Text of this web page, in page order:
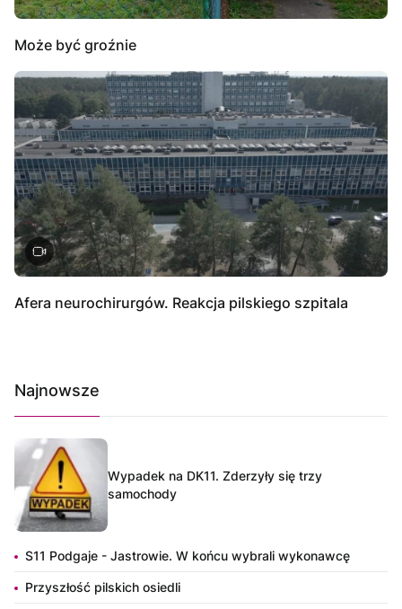
Może być groźnie
Afera neurochirurgów. Reakcja pilskiego szpitala
Najnowsze
Wypadek na DK11. Zderzyły się trzy
samochody
S11 Podgaje - Jastrowie. W końcu wybrali wykonawcę
Przyszłość pilskich osiedli